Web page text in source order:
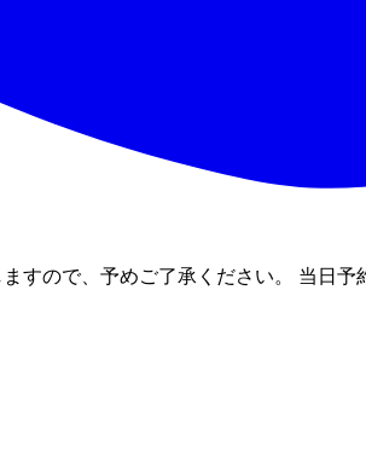
すので、予めご了承ください。 当日